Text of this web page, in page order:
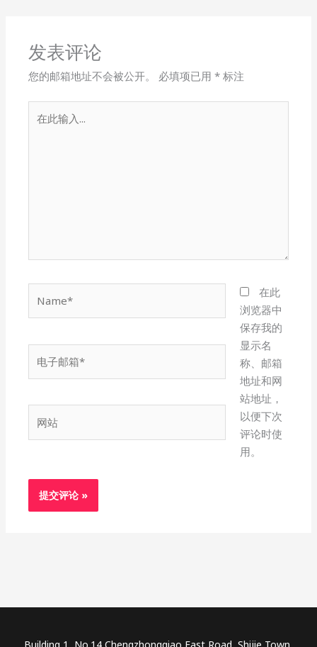
发表评论
您的邮箱地址不会被公开。 必填项已用* 标注
子
箱
站
在此
浏览器中
保存我的
显示名
称、邮箱
地址和网
站地址，
以便下次
评论时使
用。